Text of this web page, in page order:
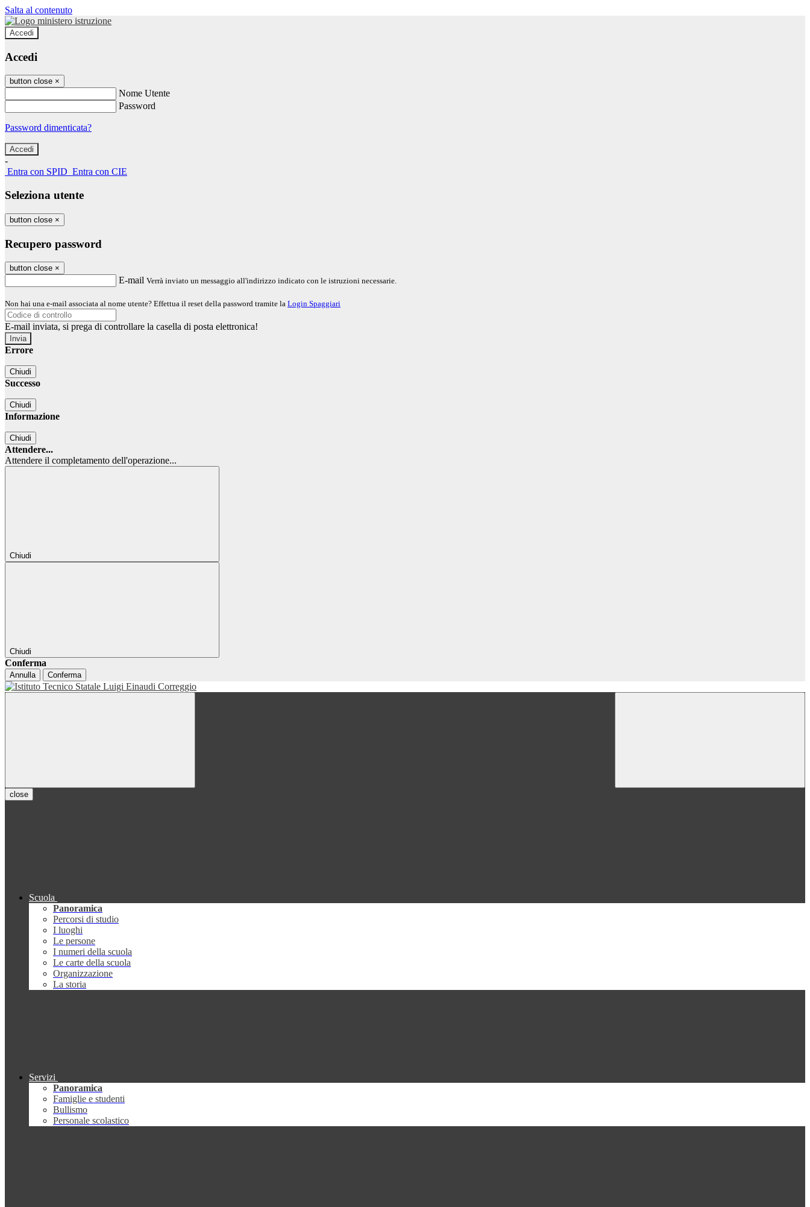
Salta al contenuto
Accedi
Accedi
button close ×
Nome Utente
Password
Password dimenticata?
-
Entra con SPID Entra con CIE
Seleziona utente
button close ×
Recupero password
button close ×
E-mail Verrà inviato un messaggio all'indirizzo indicato con le istruzioni necessarie.
Non hai una e-mail associata al nome utente? Effettua il reset della password tramite la Login Spaggiari
E-mail inviata, si prega di controllare la casella di posta elettronica!
Errore
Chiudi
Successo
Chiudi
Informazione
Chiudi
Attendere...
Attendere il completamento dell'operazione...
Chiudi
Chiudi
Conferma
Annulla Conferma
close
Scuola
Panoramica
Percorsi di studio
I luoghi
Le persone
I numeri della scuola
Le carte della scuola
Organizzazione
La storia
Servizi
Panoramica
Famiglie e studenti
Bullismo
Personale scolastico